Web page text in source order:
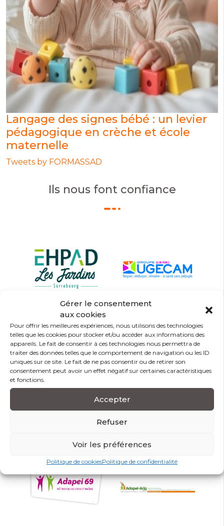
Gérer le consentement
aux cookies
Pour offrir les meilleures expériences, nous utilisons des technologies
telles que les cookies pour stocker et/ou accéder aux informations des
appareils. Le fait de consentir à ces technologies nous permettra de
traiter des données telles que le comportement de navigation ou les ID
uniques sur ce site. Le fait de ne pas consentir ou de retirer son
consentement peut avoir un effet négatif sur certaines caractéristiques
et fonctions.
Accepter
Refuser
Voir les préférences
Politique de cookiesPolitique de confidentialité
Langage des signes bébé : un levier
pédagogique en crèche et école
maternelle
Tweets by FORMASSAD
Ils nous font confiance